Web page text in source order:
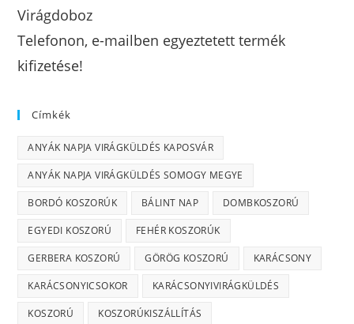
Virágdoboz
Telefonon, e-mailben egyeztetett termék
kifizetése!
Címkék
ANYÁK NAPJA VIRÁGKÜLDÉS KAPOSVÁR
ANYÁK NAPJA VIRÁGKÜLDÉS SOMOGY MEGYE
BORDÓ KOSZORÚK BÁLINT NAP DOMBKOSZORÚ
EGYEDI KOSZORÚ FEHÉR KOSZORÚK
GERBERA KOSZORÚ GÖRÖG KOSZORÚ KARÁCSONY
KARÁCSONYICSOKOR KARÁCSONYIVIRÁGKÜLDÉS
KOSZORÚ KOSZORÚKISZÁLLÍTÁS